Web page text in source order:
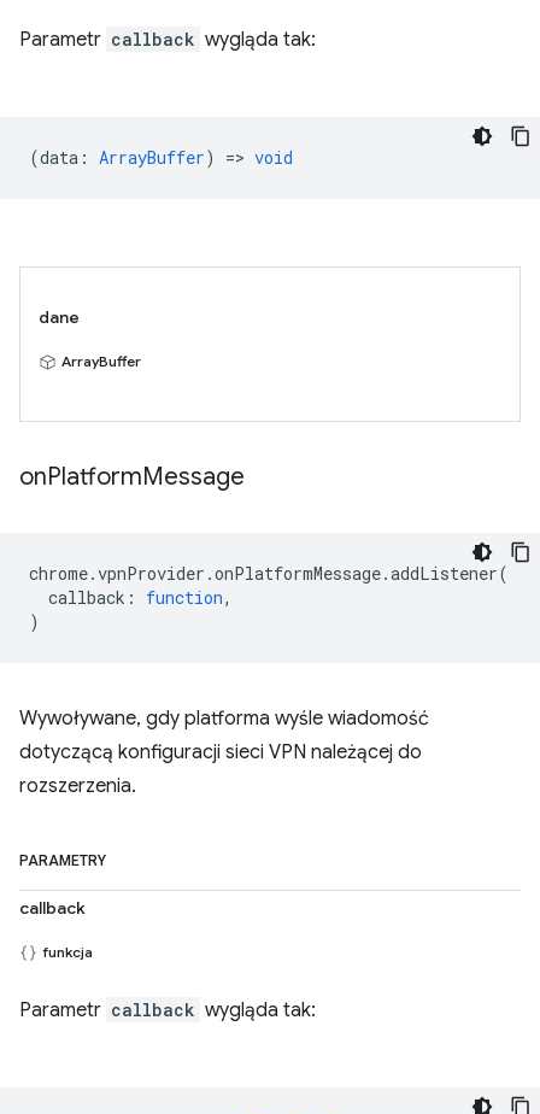
Parametr callback wygląda tak:
(data : ArrayBuffer) => void
dane
ArrayBuffer
onPlatformMessage
chrome.vpnProvider .onPlatformMessage.addListener(
callback : function,
)
Wywoływane, gdy platforma wyśle wiadomość
dotyczącą konfiguracji sieci VPN należącej do
rozszerzenia.
PARAMETRY
callback
funkcja
Parametr callback wygląda tak: